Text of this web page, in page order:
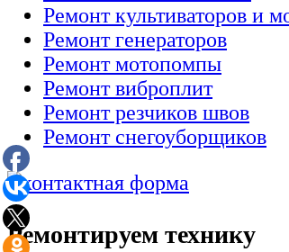
Ремонт культиваторов и
Ремонт генераторов
Ремонт мотопомпы
Ремонт виброплит
Ремонт резчиков швов
Ремонт снегоуборщиков
Ремонтируем технику